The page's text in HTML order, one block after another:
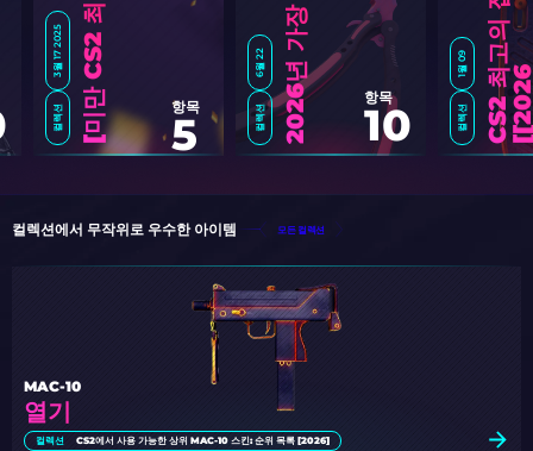
1월 09
컬렉션
6월 22
컬렉션 2
0
2
6
년
가
장
비
싼
C
S
2
나
이
프
T
O
P
리
스 항목
10
3월 17 2025
컬렉션
$
1
미
만
C
S
2
최
고
의
글
록
1
8
스
킨
[
2
0
2
항목
5
컬렉션에서 무작위로 우수한 아이템 모든 컬렉션
열기
MAC-10
컬렉션 CS2에서 사용 가능한 상위 MAC-10 스킨: 순위 목록 [2026]